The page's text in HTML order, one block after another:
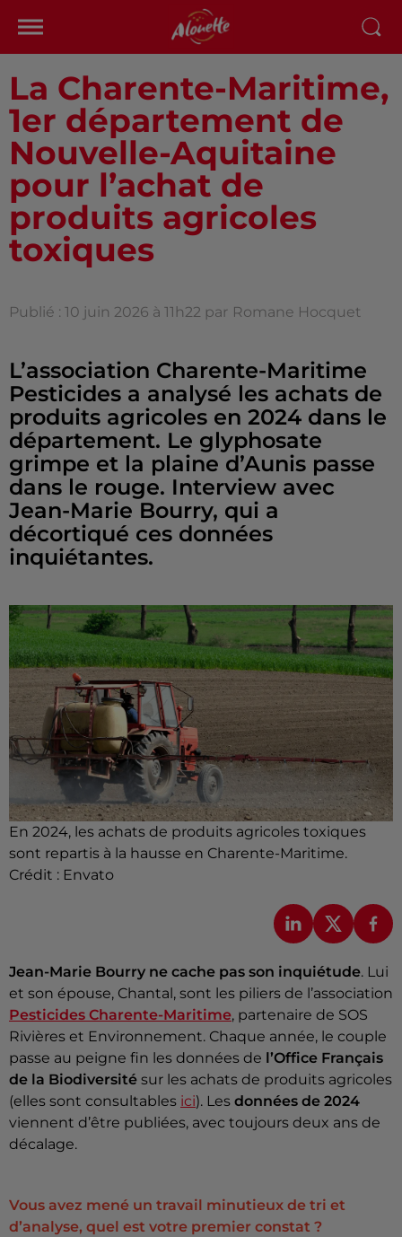
La Charente-Maritime,
1er département de
Nouvelle-Aquitaine
pour l’achat de
produits agricoles
toxiques
Publié : 10 juin 2026 à 11h22 par Romane Hocquet
L’association Charente-Maritime
Pesticides a analysé les achats de
produits agricoles en 2024 dans le
département. Le glyphosate
grimpe et la plaine d’Aunis passe
dans le rouge. Interview avec
Jean-Marie Bourry, qui a
décortiqué ces données
inquiétantes.
En 2024, les achats de produits agricoles toxiques
sont repartis à la hausse en Charente-Maritime.
Crédit : Envato
Jean-Marie Bourry ne cache pas son inquiétude. Lui
et son épouse, Chantal, sont les piliers de l’association
Pesticides Charente-Maritime, partenaire de SOS
Rivières et Environnement. Chaque année, le couple
passe au peigne fin les données de l’Office Français
de la Biodiversité sur les achats de produits agricoles
(elles sont consultables ici). Les données de 2024
viennent d’être publiées, avec toujours deux ans de
décalage.
Vous avez mené un travail minutieux de tri et
d’analyse, quel est votre premier constat ?